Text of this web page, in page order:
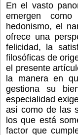
En el vasto
emergen
hedonismo, el
ofrece una
felicidad, la
filosóficas de
el presente
la manera en
gestiona su
especialidad
así como de las
los que está
factor que